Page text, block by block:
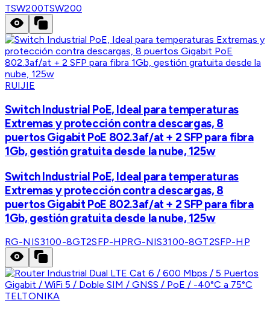
TSW200TSW200
RUIJIE
Switch Industrial PoE, Ideal para temperaturas
Extremas y protección contra descargas, 8
puertos Gigabit PoE 802.3af/at + 2 SFP para fibra
1Gb, gestión gratuita desde la nube, 125w
Switch Industrial PoE, Ideal para temperaturas
Extremas y protección contra descargas, 8
puertos Gigabit PoE 802.3af/at + 2 SFP para fibra
1Gb, gestión gratuita desde la nube, 125w
RG-NIS3100-8GT2SFP-HPRG-NIS3100-8GT2SFP-HP
TELTONIKA